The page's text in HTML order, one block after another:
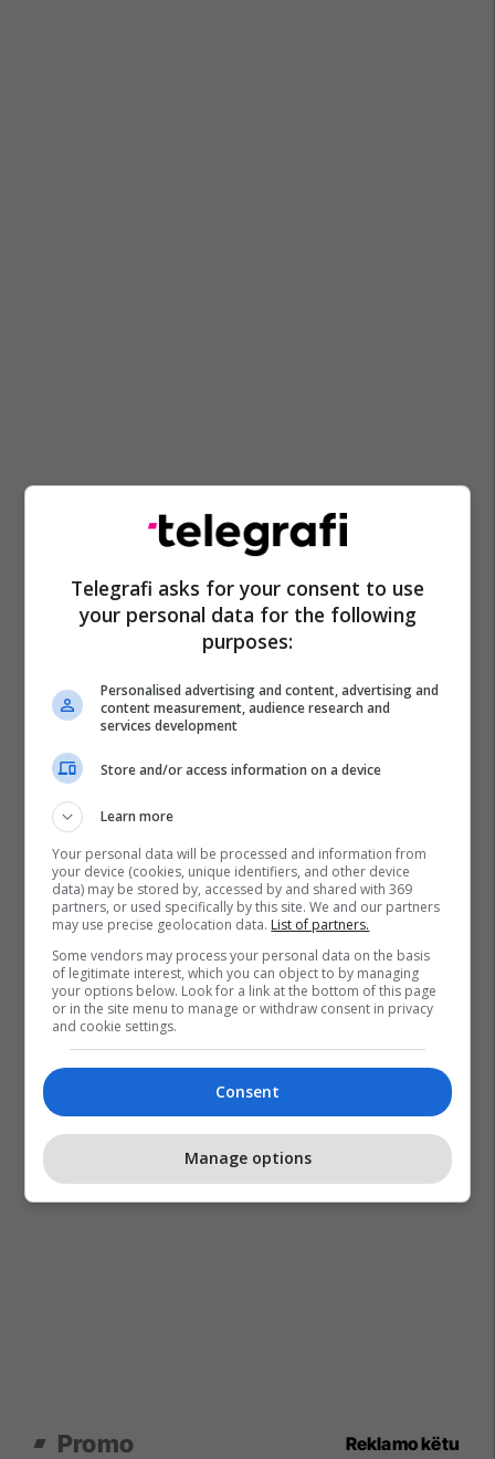
Marcelo Brozovic
Serie A
Promo Reklamo këtu
Telegrafi asks for your consent to use
your personal data for the following
purposes:
Personalised advertising and content, advertising and
content measurement, audience research and
services development
Store and/or access information on a device
Learn more
Your personal data will be processed and information from
your device (cookies, unique identifiers, and other device
data) may be stored by, accessed by and shared with 369
partners, or used specifically by this site. We and our partners
may use precise geolocation data. List of partners.
Some vendors may process your personal data on the basis
of legitimate interest, which you can object to by managing
your options below. Look for a link at the bottom of this page
or in the site menu to manage or withdraw consent in privacy
and cookie settings.
Consent
Manage options